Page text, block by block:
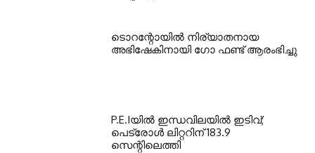
ടൊറന്റോയില്‍ നിര്യാതനായ
അഭിഷേകിനായി ഗോ ഫണ്ട് ആരംഭിച്ചു
P.E.Iയില്‍ ഇന്ധവിലയില്‍ ഇടിവ്;
പെട്രോള്‍ ലിറ്ററിന് 183.9
സെന്റിലെത്തി